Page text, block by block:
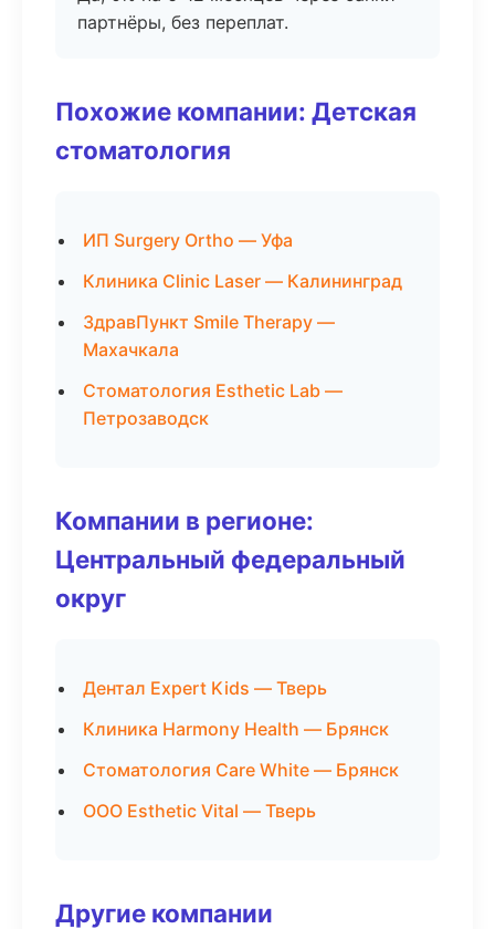
партнёры, без переплат.
Похожие компании: Детская
стоматология
ИП Surgery Ortho — Уфа
Клиника Clinic Laser — Калининград
ЗдравПункт Smile Therapy —
Махачкала
Стоматология Esthetic Lab —
Петрозаводск
Компании в регионе:
Центральный федеральный
округ
Дентал Expert Kids — Тверь
Клиника Harmony Health — Брянск
Стоматология Care White — Брянск
ООО Esthetic Vital — Тверь
Другие компании